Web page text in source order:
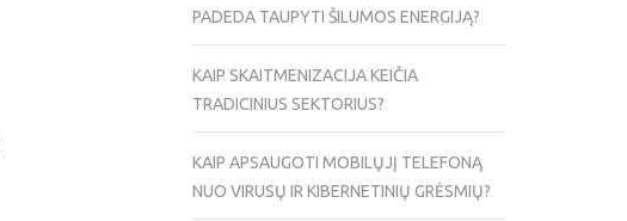
PADEDA TAUPYTI ŠILUMOS ENERGIJĄ?
KAIP SKAITMENIZACIJA KEIČIA
TRADICINIUS SEKTORIUS?
KAIP APSAUGOTI MOBILŲJĮ TELEFONĄ
NUO VIRUSŲ IR KIBERNETINIŲ GRĖSMIŲ?